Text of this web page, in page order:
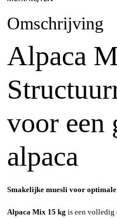
Omschrijving
Alpaca
voor een
alpaca
Smakelijke muesli voor
Alpaca Mix 15 kg is een volledig